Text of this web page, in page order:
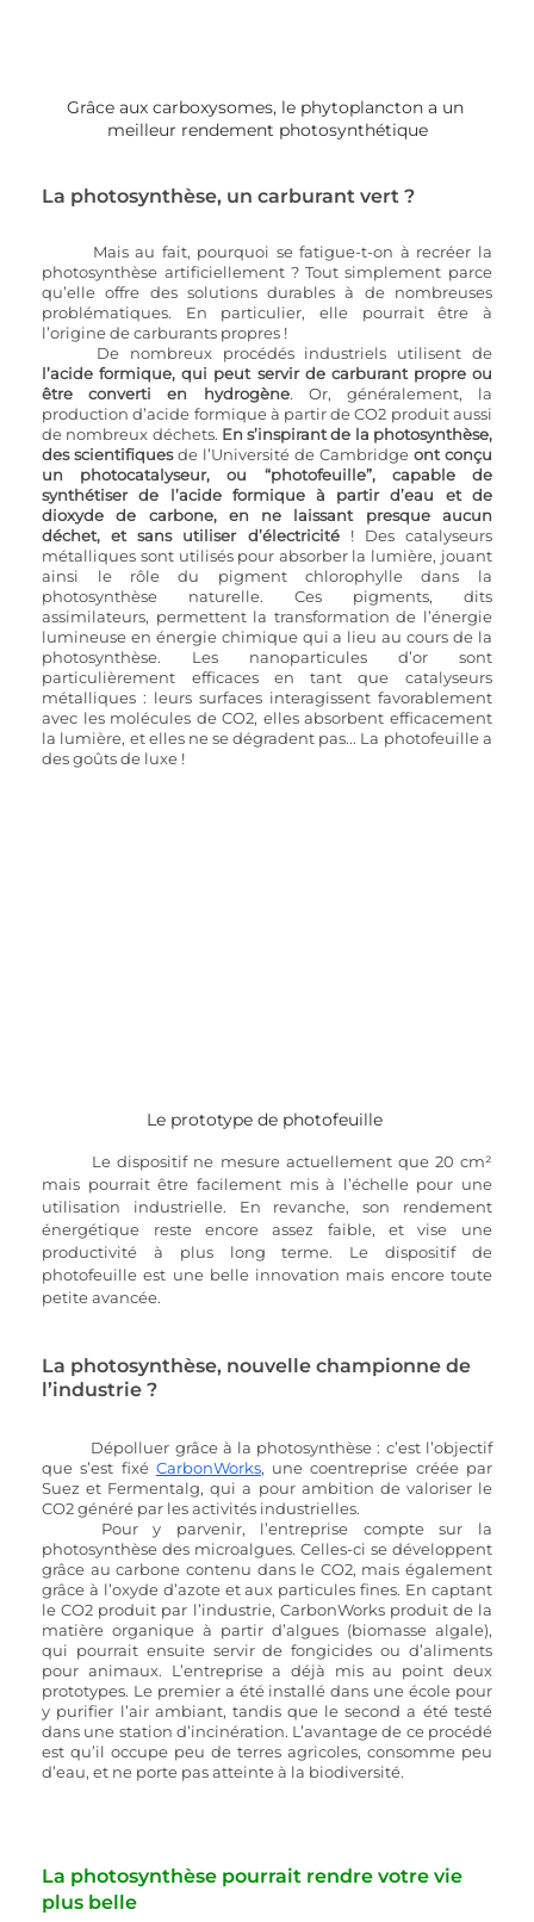
Grâce aux carboxysomes, le phytoplancton a un
meilleur rendement photosynthétique
La photosynthèse, un carburant vert ?
Mais au fait, pourquoi se fatigue-t-on à recréer la
photosynthèse artificiellement ? Tout simplement parce
qu’elle offre des solutions durables à de nombreuses
problématiques. En particulier, elle pourrait être à
l’origine de carburants propres !
De nombreux procédés industriels utilisent de
l’acide formique, qui peut servir de carburant propre ou
être converti en hydrogène. Or, généralement, la
production d’acide formique à partir de CO2 produit aussi
de nombreux déchets. En s’inspirant de la photosynthèse,
des scientifiques de l’Université de Cambridge ont conçu
un photocatalyseur, ou “photofeuille”, capable de
synthétiser de l’acide formique à partir d’eau et de
dioxyde de carbone, en ne laissant presque aucun
déchet, et sans utiliser d’électricité ! Des catalyseurs
métalliques sont utilisés pour absorber la lumière, jouant
ainsi le rôle du pigment chlorophylle dans la
photosynthèse naturelle. Ces pigments, dits
assimilateurs, permettent la transformation de l’énergie
lumineuse en énergie chimique qui a lieu au cours de la
photosynthèse. Les nanoparticules d’or sont
particulièrement efficaces en tant que catalyseurs
métalliques : leurs surfaces interagissent favorablement
avec les molécules de CO2, elles absorbent efficacement
la lumière, et elles ne se dégradent pas... La photofeuille a
des goûts de luxe !
Le prototype de photofeuille
Le dispositif ne mesure actuellement que 20 cm²
mais pourrait être facilement mis à l’échelle pour une
utilisation industrielle. En revanche, son rendement
énergétique reste encore assez faible, et vise une
productivité à plus long terme. Le dispositif de
photofeuille est une belle innovation mais encore toute
petite avancée.
La photosynthèse, nouvelle championne de
l’industrie ?
Dépolluer grâce à la photosynthèse : c’est l’objectif
que s’est fixé CarbonWorks, une coentreprise créée par
Suez et Fermentalg, qui a pour ambition de valoriser le
CO2 généré par les activités industrielles.
Pour y parvenir, l’entreprise compte sur la
photosynthèse des microalgues. Celles-ci se développent
grâce au carbone contenu dans le CO2, mais également
grâce à l’oxyde d’azote et aux particules fines. En captant
le CO2 produit par l’industrie, CarbonWorks produit de la
matière organique à partir d’algues (biomasse algale),
qui pourrait ensuite servir de fongicides ou d’aliments
pour animaux. L’entreprise a déjà mis au point deux
prototypes. Le premier a été installé dans une école pour
y purifier l’air ambiant, tandis que le second a été testé
dans une station d’incinération. L’avantage de ce procédé
est qu’il occupe peu de terres agricoles, consomme peu
d’eau, et ne porte pas atteinte à la biodiversité.
La photosynthèse pourrait rendre votre vie
plus belle